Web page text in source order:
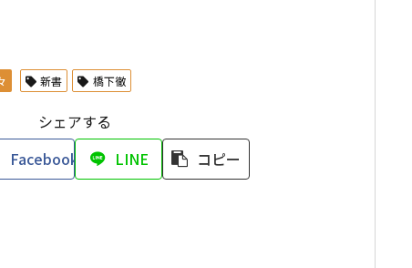
新書 橋下徹
シェアする
Facebook LINE コピー